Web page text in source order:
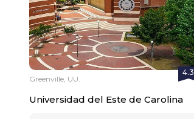
4.3
Greenville, UU.
Universidad del Este de Carolina